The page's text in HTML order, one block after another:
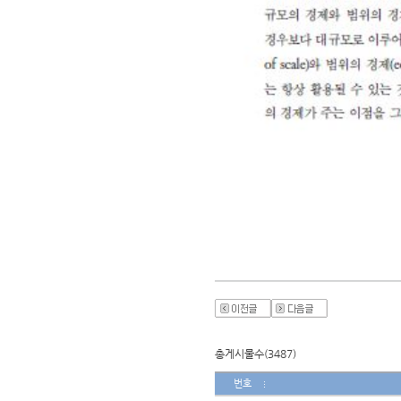
총게시물수(3487)
번호